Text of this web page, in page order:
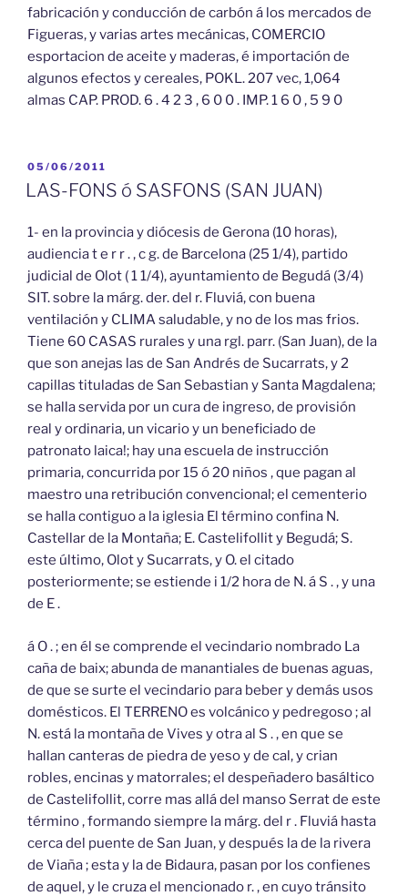
fabricación y conducción de carbón á los mercados de
Figueras, y varias artes mecánicas, COMERCIO
esportacion de aceite y maderas, é importación de
algunos efectos y cereales, POKL. 207 vec, 1,064
almas CAP. PROD. 6 . 4 2 3 , 6 0 0 . IMP. 1 6 0 , 5 9 0
PUBLICADO
EL
05/06/2011
LAS-FONS ó SASFONS (SAN JUAN)
1- en la provincia y diócesis de Gerona (10 horas),
audiencia t e r r . , c g. de Barcelona (25 1/4), partido
judicial de Olot ( 1 1/4), ayuntamiento de Begudá (3/4)
SIT. sobre la márg. der. del r. Fluviá, con buena
ventilación y CLIMA saludable, y no de los mas frios.
Tiene 60 CASAS rurales y una rgl. parr. (San Juan), de la
que son anejas las de San Andrés de Sucarrats, y 2
capillas tituladas de San Sebastian y Santa Magdalena;
se halla servida por un cura de ingreso, de provisión
real y ordinaria, un vicario y un beneficiado de
patronato laica!; hay una escuela de instrucción
primaria, concurrida por 15 ó 20 niños , que pagan al
maestro una retribución convencional; el cementerio
se halla contiguo a la iglesia El término confina N.
Castellar de la Montaña; E. Castelifollit y Begudá; S.
este último, Olot y Sucarrats, y O. el citado
posteriormente; se estiende i 1/2 hora de N. á S . , y una
de E .
á O . ; en él se comprende el vecindario nombrado La
caña de baix; abunda de manantiales de buenas aguas,
de que se surte el vecindario para beber y demás usos
domésticos. El TERRENO es volcánico y pedregoso ; al
N. está la montaña de Vives y otra al S . , en que se
hallan canteras de piedra de yeso y de cal, y crian
robles, encinas y matorrales; el despeñadero basáltico
de Castelifollit, corre mas allá del manso Serrat de este
término , formando siempre la márg. del r . Fluviá hasta
cerca del puente de San Juan, y después la de la rivera
de Viaña ; esta y la de Bidaura, pasan por los confienes
de aquel, y le cruza el mencionado r. , en cuyo tránsito